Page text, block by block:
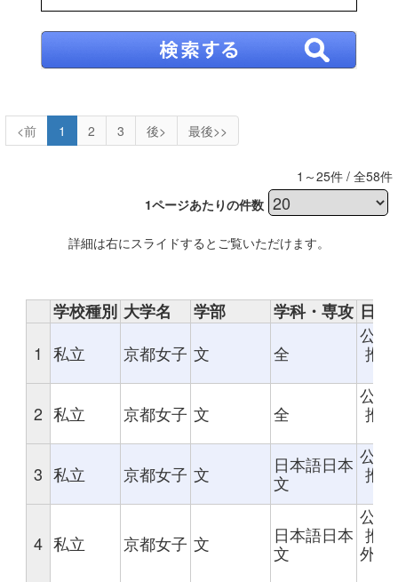
<前 1 2 3 後> 最後>>
1～25件 / 全58件
1ページあたりの件数
詳細は右にスライドするとご覧いただけます。
学校種別 大学名 学部 学科・専攻 日程
1 私立 京都女子 文 全
公募
推
2 私立 京都女子 文 全
公募
推
3 私立 京都女子 文
日本語日本
文
公募
推
4 私立 京都女子 文
日本語日本
文
公募
推
外部